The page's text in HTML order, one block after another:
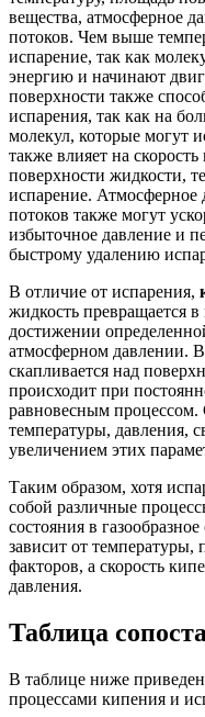
вещества, атмосферное
потоков. Чем выше
испарение, так как
энергию и начинают
поверхности также
испарения, так как на
молекул, которые могут
также влияет на
поверхности жидкости,
испарение.
потоков также могут
избыточное давление и
быстрому удалению
В отличие от испарения,
жидкость превращается в
достижении
атмосферном давлении.
скапливается над
происходит при
равновесным процессом.
температуры, давления,
увеличением этих
Таким образом, хотя
собой различные
состояния в
зависит от
факторов, а скорость
давления.
Таблица
В таблице ниже
процессами кипения и